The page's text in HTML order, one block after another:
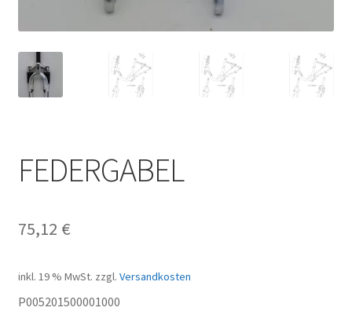
FEDERGABEL
75,12 €
inkl. 19 % MwSt. zzgl. Versandkosten
P005201500001000